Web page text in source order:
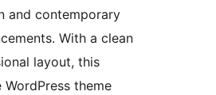
and contemporary
With a clean
layout, this
theme